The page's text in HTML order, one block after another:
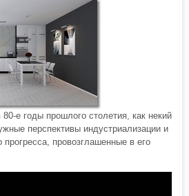
е годы прошлого столетия, как некий
перспективы индустриализации и
прогресса, провозглашенные в его